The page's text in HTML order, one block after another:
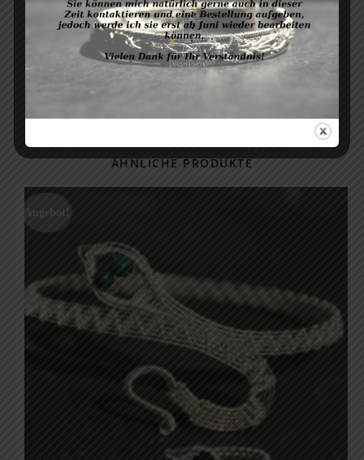
80,00€
zzgl.Versandkosten
ÄHNLICHE PRODUKTE
Angebot!